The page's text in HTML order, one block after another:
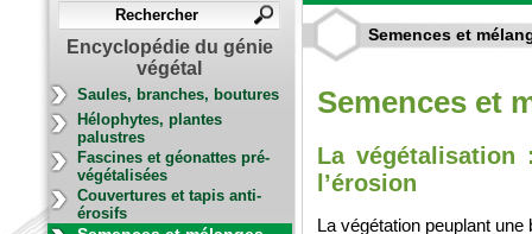
Encyclopédie du génie
végétal
Saules, branches, boutures
Hélophytes, plantes
palustres
Fascines et géonattes pré-
végétalisées
Couvertures et tapis anti-
érosifs
Semences et
Semences et
La
l’érosion
La végétation peuplant